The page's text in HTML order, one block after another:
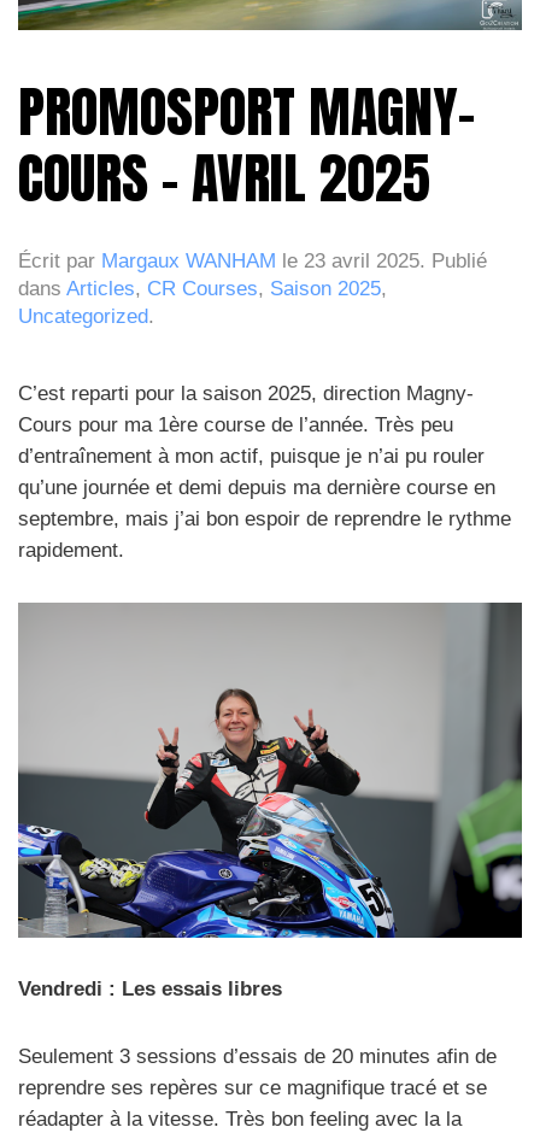
PROMOSPORT MAGNY-
COURS – AVRIL 2025
Écrit par Margaux WANHAM le 23 avril 2025. Publié
dans Articles, CR Courses, Saison 2025,
Uncategorized.
C’est reparti pour la saison 2025, direction Magny-
Cours pour ma 1ère course de l’année. Très peu
d’entraînement à mon actif, puisque je n’ai pu rouler
qu’une journée et demi depuis ma dernière course en
septembre, mais j’ai bon espoir de reprendre le rythme
rapidement.
Vendredi : Les essais libres
Seulement 3 sessions d’essais de 20 minutes afin de
reprendre ses repères sur ce magnifique tracé et se
réadapter à la vitesse. Très bon feeling avec la la